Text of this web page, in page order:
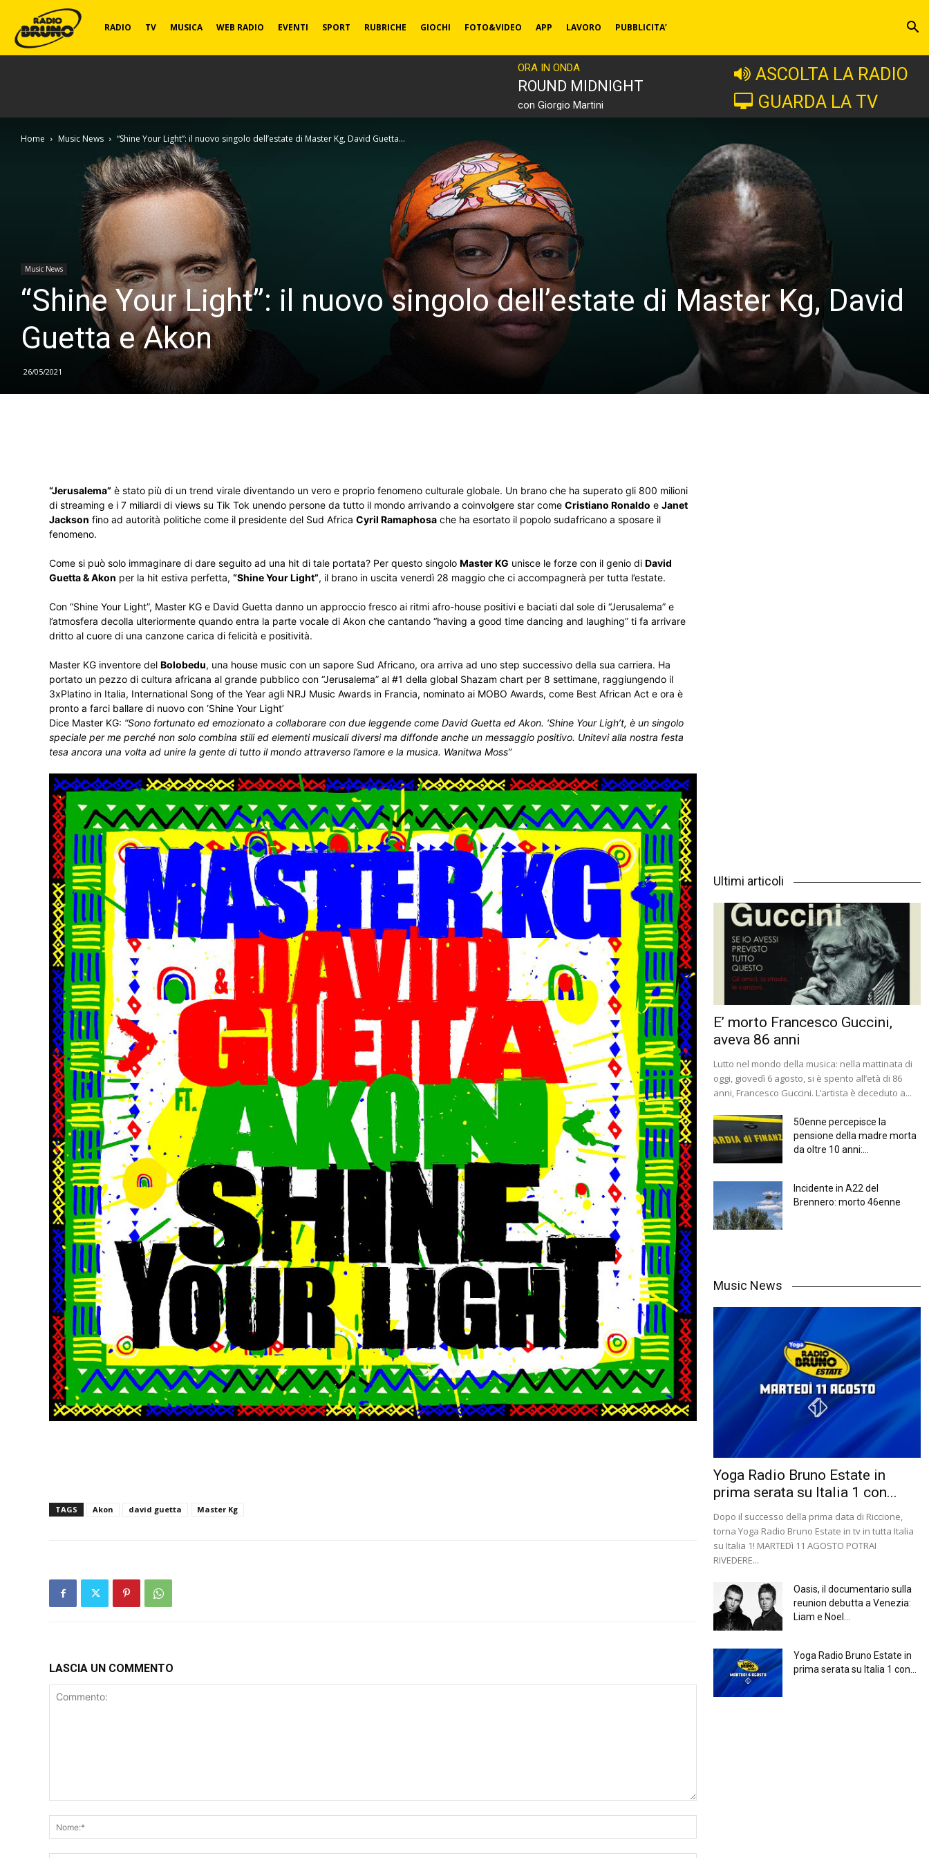
Radio
RADIO TV MUSICA WEB RADIO EVENTI SPORT RUBRICHE GIOCHI FOTO&VIDEO APP LAVORO PUBBLICITA’
ORA IN ONDA
ROUND MIDNIGHT
con Giorgio Martini
ASCOLTA LA RADIO
GUARDA LA TV
Home Music News “Shine Your Light”: il nuovo singolo dell’estate di Master Kg, David Guetta...
Music News
“Shine Your Light”: il nuovo singolo dell’estate di Master Kg, David
Guetta e Akon
26/05/2021
“Jerusalema” è stato più di un trend virale diventando un vero e proprio fenomeno culturale globale. Un brano che ha superato gli 800 milioni
di streaming e i 7 miliardi di views su Tik Tok unendo persone da tutto il mondo arrivando a coinvolgere star come Cristiano Ronaldo e Janet
Jackson fino ad autorità politiche come il presidente del Sud Africa Cyril Ramaphosa che ha esortato il popolo sudafricano a sposare il
fenomeno.
Come si può solo immaginare di dare seguito ad una hit di tale portata? Per questo singolo Master KG unisce le forze con il genio di David
Guetta & Akon per la hit estiva perfetta, “Shine Your Light”, il brano in uscita venerdì 28 maggio che ci accompagnerà per tutta l’estate.
Con “Shine Your Light”, Master KG e David Guetta danno un approccio fresco ai ritmi afro-house positivi e baciati dal sole di “Jerusalema” e
l’atmosfera decolla ulteriormente quando entra la parte vocale di Akon che cantando “having a good time dancing and laughing” ti fa arrivare
dritto al cuore di una canzone carica di felicità e positività.
Master KG inventore del Bolobedu, una house music con un sapore Sud Africano, ora arriva ad uno step successivo della sua carriera. Ha
portato un pezzo di cultura africana al grande pubblico con “Jerusalema” al #1 della global Shazam chart per 8 settimane, raggiungendo il
3xPlatino in Italia, International Song of the Year agli NRJ Music Awards in Francia, nominato ai MOBO Awards, come Best African Act e ora è
pronto a farci ballare di nuovo con ‘Shine Your Light’
Dice Master KG: “Sono fortunato ed emozionato a collaborare con due leggende come David Guetta ed Akon. ‘Shine Your Ligh’t, è un singolo
speciale per me perché non solo combina stili ed elementi musicali diversi ma diffonde anche un messaggio positivo. Unitevi alla nostra festa
tesa ancora una volta ad unire la gente di tutto il mondo attraverso l’amore e la musica. Wanitwa Moss”
TAGS Akon david guetta Master Kg
LASCIA UN COMMENTO
Ultimi articoli
E’ morto Francesco Guccini,
aveva 86 anni
Lutto nel mondo della musica: nella mattinata di
oggi, giovedì 6 agosto, si è spento all’età di 86
anni, Francesco Guccini. L’artista è deceduto a...
50enne percepisce la
pensione della madre morta
da oltre 10 anni:...
Incidente in A22 del
Brennero: morto 46enne
Music News
Yoga Radio Bruno Estate in
prima serata su Italia 1 con...
Dopo il successo della prima data di Riccione,
torna Yoga Radio Bruno Estate in tv in tutta Italia
su Italia 1! MARTEDì 11 AGOSTO POTRAI
RIVEDERE...
Oasis, il documentario sulla
reunion debutta a Venezia:
Liam e Noel...
Yoga Radio Bruno Estate in
prima serata su Italia 1 con...